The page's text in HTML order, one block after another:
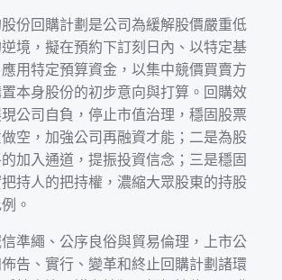
股份回購計劃是公司為緩解股價嚴重低
境，擬在預約下訂刻日內、以特定基
用特定預算資金，以集中競價買賣方
本身股份的初步意向與打算。回購效
公司自負，停止市值治理，穩固股票
空，加強公司再融資才能；二是為股
加入通道，提振投資信念；三是穩固
持人的把持權，濃縮大眾股東的持股
。
準繩、公序良俗與貿易倫理，上市公
告、實行、變革和終止回購計劃諸環